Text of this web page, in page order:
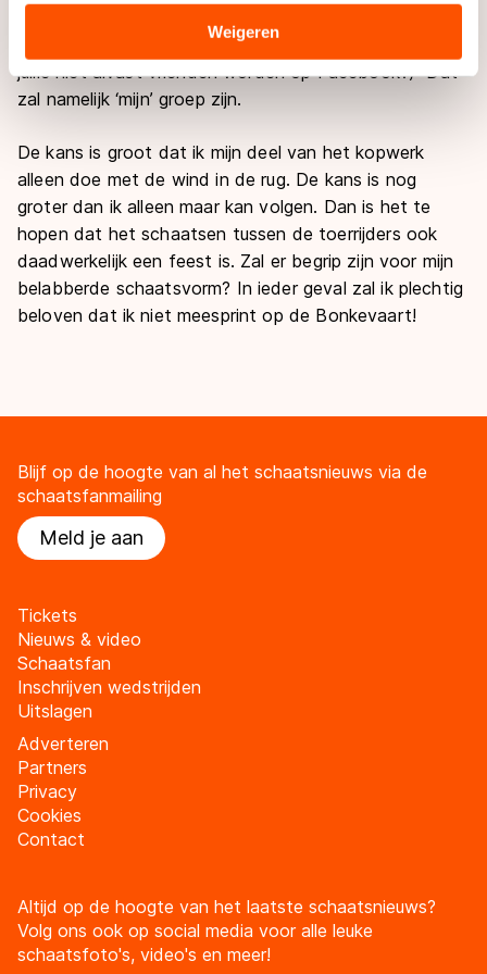
Sommige partners kunnen gegevens doorgeven aan
landen buiten de EU, zoals de VS, waar mogelijk geen
adequaat beschermingsniveau geldt volgens de GDPR.
Door op ‘Toestaan’ te klikken, stemt u in met deze
Weigeren
er veel vriendelijke schaatsers in startgroep 16 (willen
jullie niet alvast vrienden worden op Facebook?) Dat
zal namelijk ‘mijn’ groep zijn.
De kans is groot dat ik mijn deel van het kopwerk
alleen doe met de wind in de rug. De kans is nog
groter dan ik alleen maar kan volgen. Dan is het te
hopen dat het schaatsen tussen de toerrijders ook
daadwerkelijk een feest is. Zal er begrip zijn voor mijn
belabberde schaatsvorm? In ieder geval zal ik plechtig
beloven dat ik niet meesprint op de Bonkevaart!
Blijf op de hoogte van al het schaatsnieuws via de
schaatsfanmailing
Meld je aan
Tickets
Nieuws & video
Schaatsfan
Inschrijven wedstrijden
Uitslagen
Adverteren
Partners
Privacy
Cookies
Contact
Altijd op de hoogte van het laatste schaatsnieuws?
Volg ons ook op social media voor alle leuke
schaatsfoto's, video's en meer!